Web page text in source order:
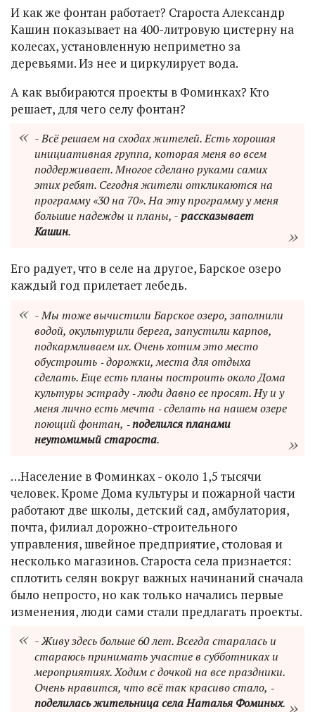
И как же фонтан работает? Староста Александр
Кашин показывает на 400-литровую цистерну на
колесах, установленную неприметно за
деревьями. Из нее и циркулирует вода.
А как выбираются проекты в Фоминках? Кто
решает, для чего селу фонтан?
- Всё решаем на сходах жителей. Есть хорошая
инициативная группа, которая меня во всем
поддерживает. Многое сделано руками самих
этих ребят. Сегодня жители откликаются на
программу «30 на 70». На эту программу у меня
большие надежды и планы, -рассказывает
Кашин.
Его радует, что в селе на другое, Барское озеро
каждый год прилетает лебедь.
- Мы тоже вычистили Барское озеро, заполнили
водой, окультурили берега, запустили карпов,
подкармливаем их. Очень хотим это место
обустроить ‑ дорожки, места для отдыха
сделать. Еще есть планы построить около Дома
культуры эстраду ‑ люди давно ее просят. Ну и у
меня лично есть мечта ‑ сделать на нашем озере
поющий фонтан, ‑поделился планами
неутомимый староста.
…Население в Фоминках - около 1,5 тысячи
человек. Кроме Дома культуры и пожарной части
работают две школы, детский сад, амбулатория,
почта, филиал дорожно-строительного
управления, швейное предприятие, столовая и
несколько магазинов. Староста села признается:
сплотить селян вокруг важных начинаний сначала
было непросто, но как только начались первые
изменения, люди сами стали предлагать проекты.
- Живу здесь больше 60 лет. Всегда старалась и
стараюсь принимать участие в субботниках и
мероприятиях. Ходим с дочкой на все праздники.
Очень нравится, что всё так красиво стало, ‑
поделилась жительница села Наталья Фоминых.